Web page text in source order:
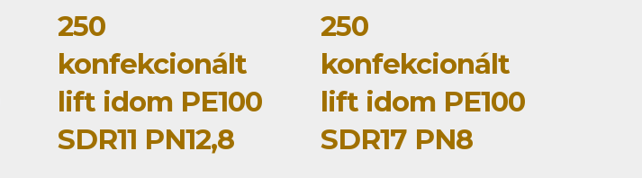
250
konfekcionált
lift idom PE100
SDR11 PN12,8
250
konfekcionált
lift idom PE100
SDR17 PN8